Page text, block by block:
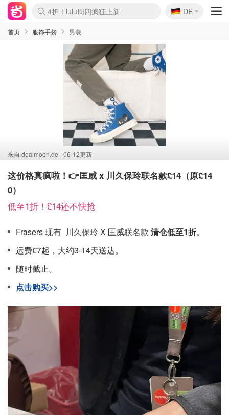
Boticinal 夏促开抢！
4折！lulu周四疯狂上新
还没结束！&OtherStories大促
Joybuy变相75折 随时失效
速领！Stanley独家85折
疑似霸哥！Camper额外叠85折
Zalando 奥莱闪促！每日更新
Moncler反季囤！5折起+叠9折
Coach Brooklyn仅€192
🇩🇪
DE
首页 服饰手袋 男装
来自 dealmoon.de 06-12更新
这价格真疯啦！👉匡威 x 川久保玲联名款£14（原£14
0）
低至1折！£14还不快抢
Frasers 现有 川久保玲 X 匡威联名款 清仓低至1折。
运费€7起，大约3-14天送达。
随时截止。
点击购买>>